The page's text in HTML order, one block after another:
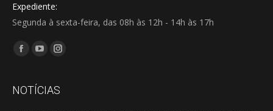
Expediente:
Segunda à sexta-feira, das 08h às 12h - 14h às 17h
Encontre-nos em:
Facebook
opens
YouTube
opens
Instagram
opens
NOTÍCIAS